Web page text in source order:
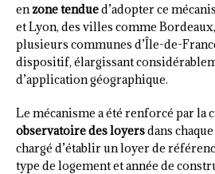
enzone tendued’adopter ce
et Lyon, des villes comme
plusieurs communes d’Île-de-
dispositif, élargissant
d’application géographique.
Le mécanisme a été renforcé par la
observatoire des loyersdans
chargé d’établir un loyer de
type de logement et année de